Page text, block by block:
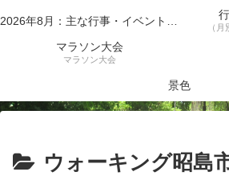
2026年8月：主な行事・イベント一覧 （
マラソン大会
マラソン大会
景色
ウォーキング昭島